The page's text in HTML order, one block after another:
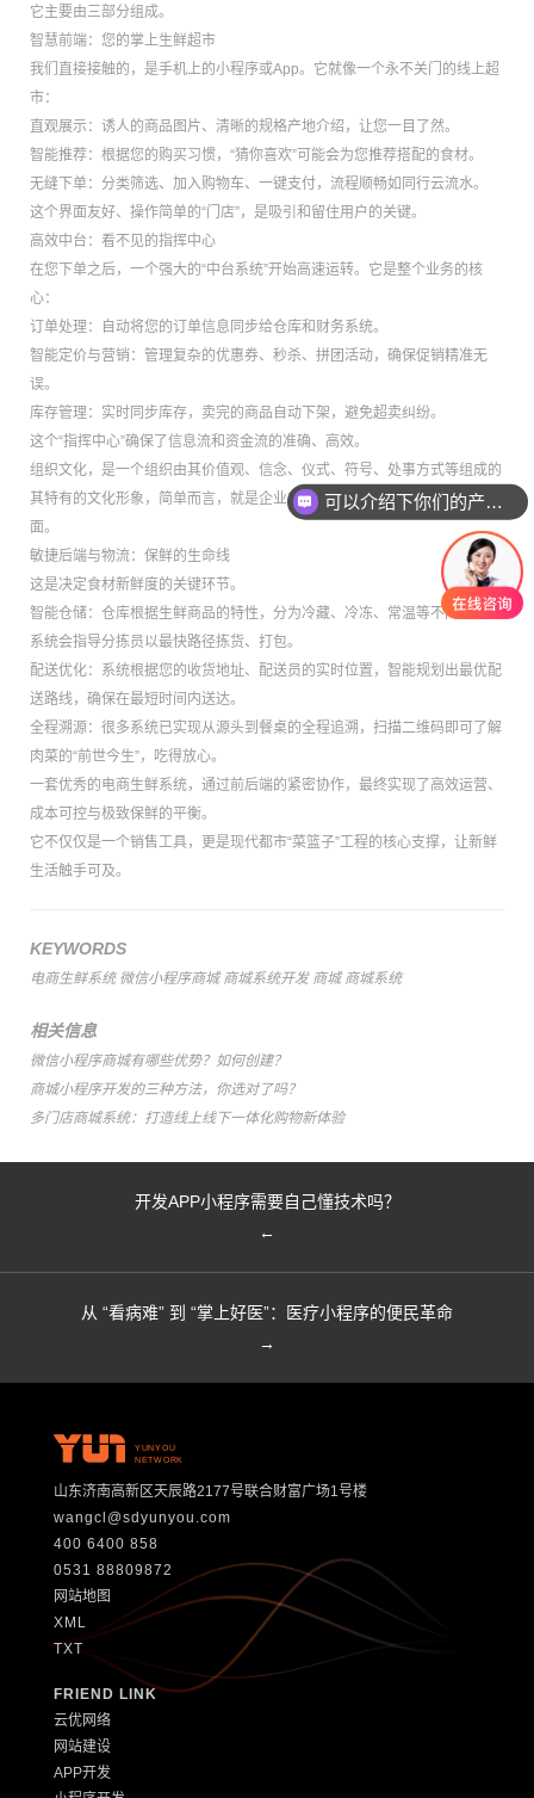
它主要由三部分组成。
智慧前端：您的掌上生鲜超市
我们直接接触的，是手机上的小程序或App。它就像一个永不关门的线上超
市：
直观展示：诱人的商品图片、清晰的规格产地介绍，让您一目了然。
智能推荐：根据您的购买习惯，“猜你喜欢”可能会为您推荐搭配的食材。
无缝下单：分类筛选、加入购物车、一键支付，流程顺畅如同行云流水。
这个界面友好、操作简单的“门店”，是吸引和留住用户的关键。
高效中台：看不见的指挥中心
在您下单之后，一个强大的“中台系统”开始高速运转。它是整个业务的核
心：
订单处理：自动将您的订单信息同步给仓库和财务系统。
智能定价与营销：管理复杂的优惠券、秒杀、拼团活动，确保促销精准无
误。
库存管理：实时同步库存，卖完的商品自动下架，避免超卖纠纷。
这个“指挥中心”确保了信息流和资金流的准确、高效。
组织文化，是一个组织由其价值观、信念、仪式、符号、处事方式等组成的
其特有的文化形象，简单而言，就是企业在日常运行中所表现出的各方各
面。
敏捷后端与物流：保鲜的生命线
这是决定食材新鲜度的关键环节。
智能仓储：仓库根据生鲜商品的特性，分为冷藏、冷冻、常温等不同区域。
系统会指导分拣员以最快路径拣货、打包。
配送优化：系统根据您的收货地址、配送员的实时位置，智能规划出最优配
送路线，确保在最短时间内送达。
全程溯源：很多系统已实现从源头到餐桌的全程追溯，扫描二维码即可了解
肉菜的“前世今生”，吃得放心。
一套优秀的电商生鲜系统，通过前后端的紧密协作，最终实现了高效运营、
成本可控与极致保鲜的平衡。
它不仅仅是一个销售工具，更是现代都市“菜篮子”工程的核心支撑，让新鲜
生活触手可及。
KEYWORDS
电商生鲜系统 微信小程序商城 商城系统开发 商城 商城系统
相关信息
微信小程序商城有哪些优势？如何创建？
商城小程序开发的三种方法，你选对了吗？
多门店商城系统：打造线上线下一体化购物新体验
开发APP小程序需要自己懂技术吗？
←
从 “看病难” 到 “掌上好医”：医疗小程序的便民革命
→
YUNYOU
NETWORK
山东济南高新区天辰路2177号联合财富广场1号楼
wangcl@sdyunyou.com
400 6400 858
0531 88809872
网站地图
XML
TXT
FRIEND LINK
云优网络
网站建设
APP开发
可以介绍下你们的产品么